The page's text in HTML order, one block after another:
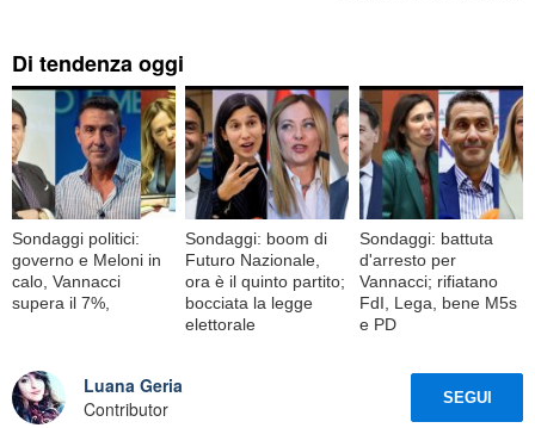
Di tendenza oggi
Sondaggi politici:
governo e Meloni in
calo, Vannacci
supera il 7%,
Sondaggi: boom di
Futuro Nazionale,
ora è il quinto partito;
bocciata la legge
elettorale
Sondaggi: battuta
d'arresto per
Vannacci; rifiatano
FdI, Lega, bene M5s
e PD
Luana Geria
Contributor
SEGUI